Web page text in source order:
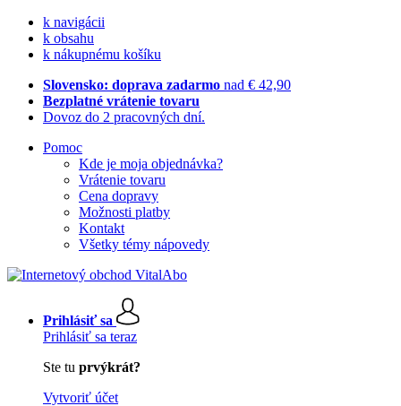
k navigácii
k obsahu
k nákupnému košíku
Slovensko: doprava zadarmo nad € 42,90
Bezplatné vrátenie tovaru
Dovoz do 2 pracovných dní.
Pomoc
Kde je moja objednávka?
Vrátenie tovaru
Cena dopravy
Možnosti platby
Kontakt
Všetky témy nápovedy
Prihlásiť sa
Prihlásiť sa teraz
Ste tu prvýkrát?
Vytvoriť účet